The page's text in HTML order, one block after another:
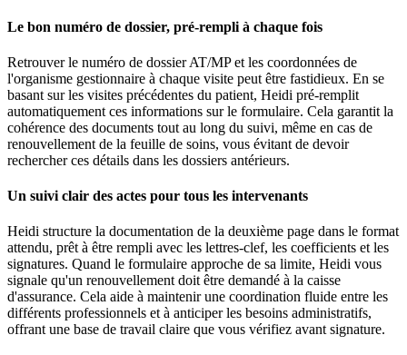
Le bon numéro de dossier, pré-rempli à chaque fois
Retrouver le numéro de dossier AT/MP et les coordonnées de
l'organisme gestionnaire à chaque visite peut être fastidieux. En se
basant sur les visites précédentes du patient, Heidi pré-remplit
automatiquement ces informations sur le formulaire. Cela garantit la
cohérence des documents tout au long du suivi, même en cas de
renouvellement de la feuille de soins, vous évitant de devoir
rechercher ces détails dans les dossiers antérieurs.
Un suivi clair des actes pour tous les intervenants
Heidi structure la documentation de la deuxième page dans le format
attendu, prêt à être rempli avec les lettres-clef, les coefficients et les
signatures. Quand le formulaire approche de sa limite, Heidi vous
signale qu'un renouvellement doit être demandé à la caisse
d'assurance. Cela aide à maintenir une coordination fluide entre les
différents professionnels et à anticiper les besoins administratifs,
offrant une base de travail claire que vous vérifiez avant signature.